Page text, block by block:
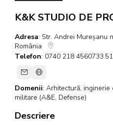
K&K STUDIO DE
Adresa: Str. Andrei Mureșanu
România
Telefon: 0740 218
Domenii: Arhitectură, inginerie
militare (A&E, Defense)
Descriere